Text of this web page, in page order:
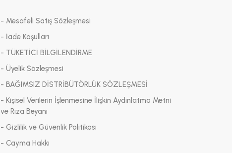
- Mesafeli Satış Sözleşmesi
- İade Koşulları
- TÜKETİCİ BİLGİLENDİRME
- Üyelik Sözleşmesi
- BAĞIMSIZ DİSTRİBÜTÖRLÜK SÖZLEŞMESİ
- Kişisel Verilerin İşlenmesine İlişkin Aydınlatma Metni
ve Rıza Beyanı
- Gizlilik ve Güvenlik Politikası
- Cayma Hakkı